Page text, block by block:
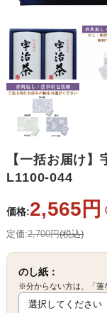
【一括お届け】
L1100-044
定価:2,700円(税込)
価格:2,565円
のし紙：
※分からない方は、「蓮